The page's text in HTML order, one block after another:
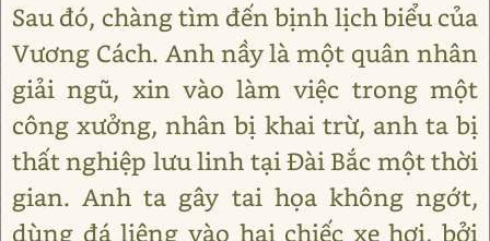
Sau đó, chàng tìm đến bịnh lịch biểu của
Vương Cách. Anh nầy là một quân nhân
giải ngũ, xin vào làm việc trong một
công xưởng, nhân bị khai trừ, anh ta bị
thất nghiệp lưu linh tại Đài Bắc một thời
gian. Anh ta gây tai họa không ngớt,
dùng đá liệng vào hai chiếc xe hơi, bởi